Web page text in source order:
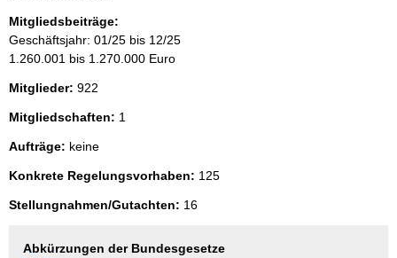
Mitgliedsbeiträge:
Geschäftsjahr: 01/25 bis 12/25
1.260.001 bis 1.270.000 Euro
Mitglieder: 922
Mitgliedschaften: 1
Aufträge: keine
Konkrete Regelungsvorhaben: 125
Stellungnahmen/Gutachten: 16
Abkürzungen der Bundesgesetze